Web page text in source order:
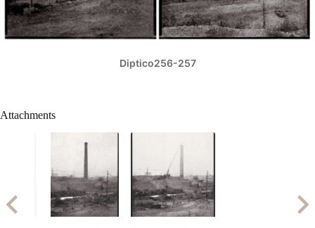
Diptico256-257
Attachments